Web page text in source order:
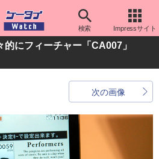
検索 Impressサイト
にフィーチャー「CA007」
次の画像